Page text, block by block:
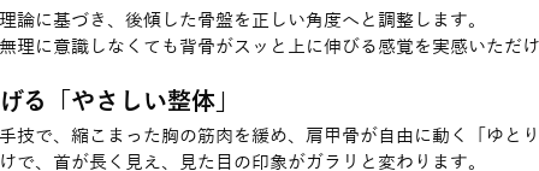
論に基づき、後傾した骨盤を正しい角度へと調整します。
理に意識しなくても背骨がスッと上に伸びる感覚を実感いただ
る「やさしい整体」
技で、縮こまった胸の筋肉を緩め、肩甲骨が自由に動く「ゆと
で、首が長く見え、見た目の印象がガラリと変わります。